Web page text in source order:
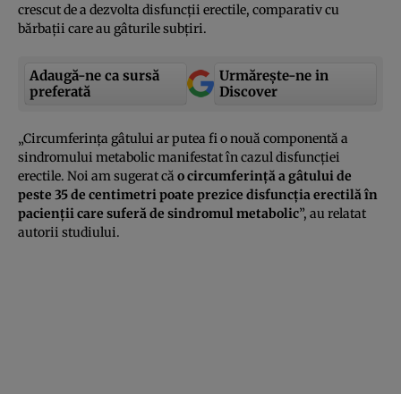
crescut de a dezvolta disfuncţii erectile, comparativ cu
bărbaţii care au gâturile subţiri.
Adaugă-ne ca sursă
preferată
Urmărește-ne in
Discover
„Circumferinţa gâtului ar putea fi o nouă componentă a
sindromului metabolic manifestat în cazul disfuncţiei
erectile. Noi am sugerat că o circumferinţă a gâtului de
peste 35 de centimetri poate prezice disfuncţia erectilă în
pacienţii care suferă de sindromul metabolic”, au relatat
autorii studiului.